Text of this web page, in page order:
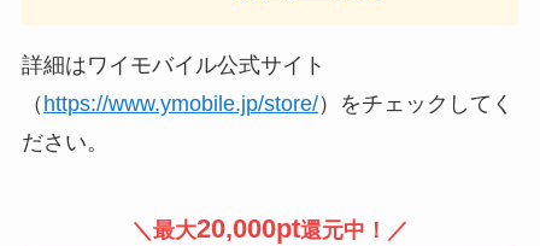
詳細はワイモバイル公式サイト
（ https://www.ymobile.jp/store/）をチェックしてく
ださい。
＼最大20,000pt還元中！／